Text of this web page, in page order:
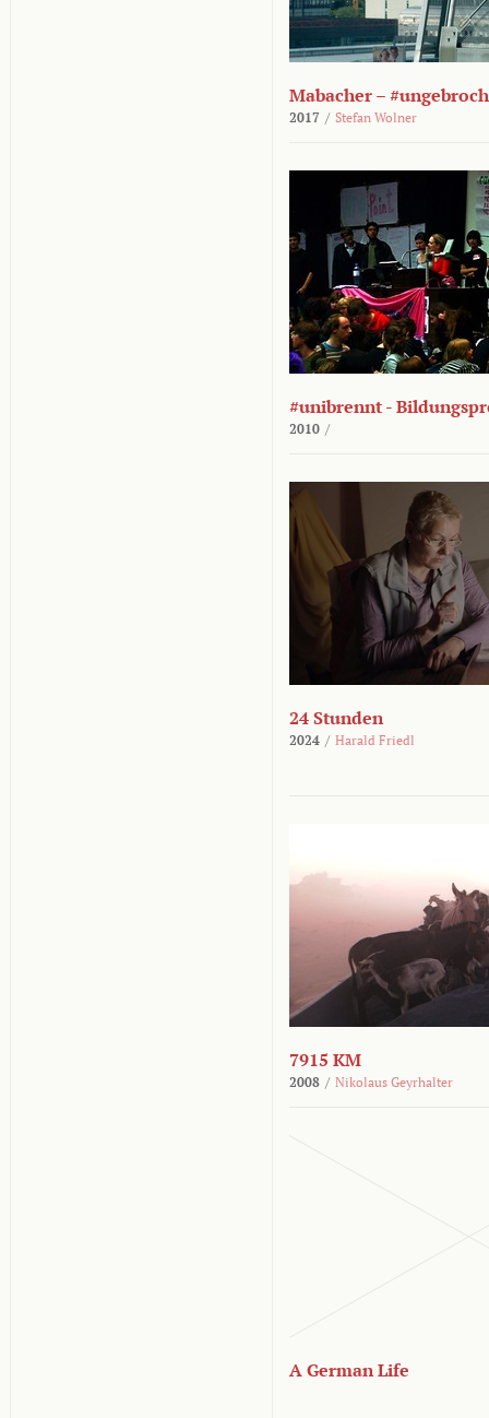
Mabacher –
2017 / Stefan Wolner
#unibrennt -
2010 /
24 Stunden
2024 / Harald Friedl
7915 KM
2008 / Nikolaus Geyrhalter
A German Life